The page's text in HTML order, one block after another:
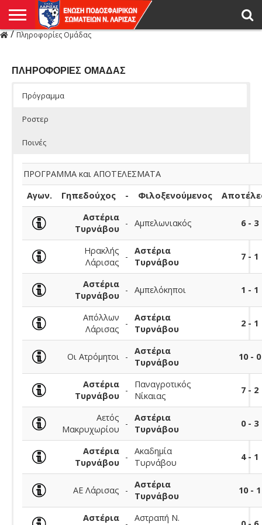
Η
/Πληροφορίες Ομάδας
ΠΛΗΡΟΦΟΡΙΕΣ ΟΜΑΔΑΣ
Πρόγραμμα
Ροστερ
Ποινές
ΠΡΟΓΡΑΜΜΑ και ΑΠΟΤΕΛΕΣΜΑΤΑ
Αγων.
Γηπεδούχος - Φιλοξενούμενος
Αστέρια
Τυρνάβου
- Αμπελωνιακός 6 - 3
Ηρακλής
Λάρισας
-
Αστέρια
Τυρνάβου
7 - 1
Αστέρια
Τυρνάβου
- Αμπελόκηποι 1 - 1
Απόλλων
Λάρισας
-
Αστέρια
Τυρνάβου
2 - 1
Οι Ατρόμητοι -
Αστέρια
Τυρνάβου
10 - 0
Αστέρια
Τυρνάβου
-
Παναγροτικός
Νίκαιας
7 - 2
Αετός
Μακρυχωρίου
-
Αστέρια
Τυρνάβου
0 - 3
Αστέρια
Τυρνάβου
-
Ακαδημία
Τυρνάβου
4 - 1
ΑΕ Λάρισας -
Αστέρια
Τυρνάβου
10 - 1
Αστέρια
Αστραπή Ν.